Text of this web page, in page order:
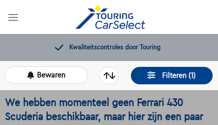
Gratis 12 maanden pechverhelping
Filteren (1)
Bewaren
We hebben momenteel geen Ferrari 430
Scuderia beschikbaar, maar hier zijn een paar